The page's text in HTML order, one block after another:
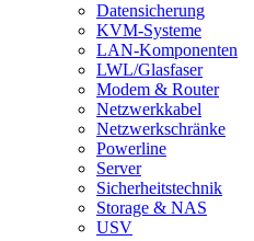
Datensicherung
KVM-Systeme
LAN-Komponenten
LWL/Glasfaser
Modem & Router
Netzwerkkabel
Netzwerkschränke
Powerline
Server
Sicherheitstechnik
Storage & NAS
USV